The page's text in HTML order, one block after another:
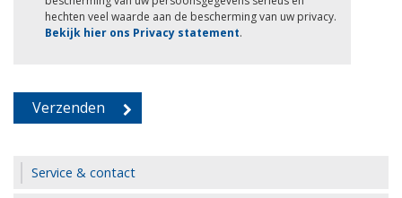
hechten veel waarde aan de bescherming van uw privacy.
Bekijk hier ons Privacy statement.
Service & contact